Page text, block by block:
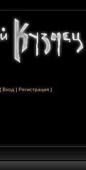
(Вход |Регистрация )